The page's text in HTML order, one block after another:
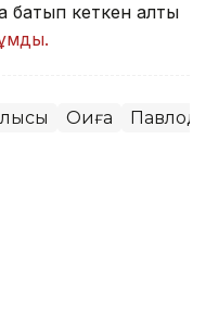
батып кеткен алты
Оқиға